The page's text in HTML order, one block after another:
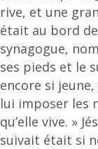
rive, et une
était au bord
synagogue,
ses pieds et le
encore si
lui imposer les
qu’elle vive. »
suivait était si